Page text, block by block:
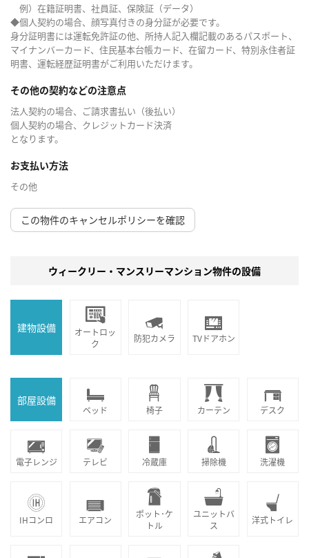
例）在籍証明書、社員証、保険証（データ）
◆個人契約の場合、顔写真付きの身分証が必要です。
身分証明書には運転免許証の他、所持人記入欄記載のあるパスポート、
マイナンバーカード、住民基本台帳カード、在留カード、特別永住者証
明書、運転経歴証明書がご利用いただけます。
その他の契約などの注意点
法人契約の場合、ご請求書払い（後払い）
個人契約の場合、クレジットカード決済
となります。
お支払い方法
その他
この物件のキャンセルポリシーを確認
ウィークリー・マンスリーマンション物件の設備
建物設備
オートロッ
ク
防犯カメラ TVドアホン
部屋設備
ベッド 椅子 カーテン デスク
電子レンジ テレビ 冷蔵庫 掃除機 洗濯機
IHコンロ エアコン
ポット･ケ
トル
ユニットバ
ス
洋式トイレ